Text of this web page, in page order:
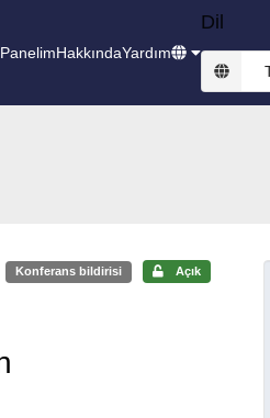
HakkındaYardım
Dil
Konferans bildirisi Açık